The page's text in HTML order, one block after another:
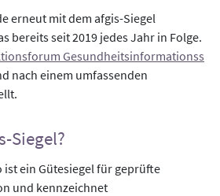
erneut mit dem afgis-Siegel
bereits seit 2019 jedes Jahr in Folge.
Gesundheitsinformationss
nach einem umfassenden
Siegel?
ist ein Gütesiegel für geprüfte
und kennzeichnet